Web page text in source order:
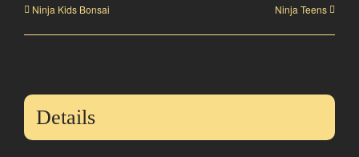
Ninja Kids Bonsai Ninja Teens
Details